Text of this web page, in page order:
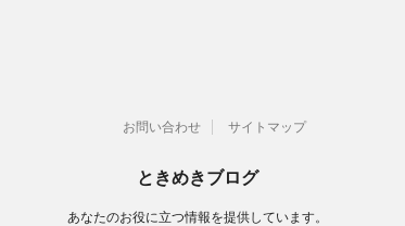
お問い合わせ サイトマップ
ときめきブログ
あなたのお役に立つ情報を提供しています。